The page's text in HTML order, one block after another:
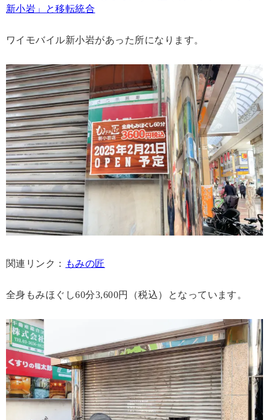
新小岩」と移転統合
ワイモバイル新小岩があった所になります。
関連リンク： もみの匠
全身もみほぐし60分3,600円（税込）となっています。